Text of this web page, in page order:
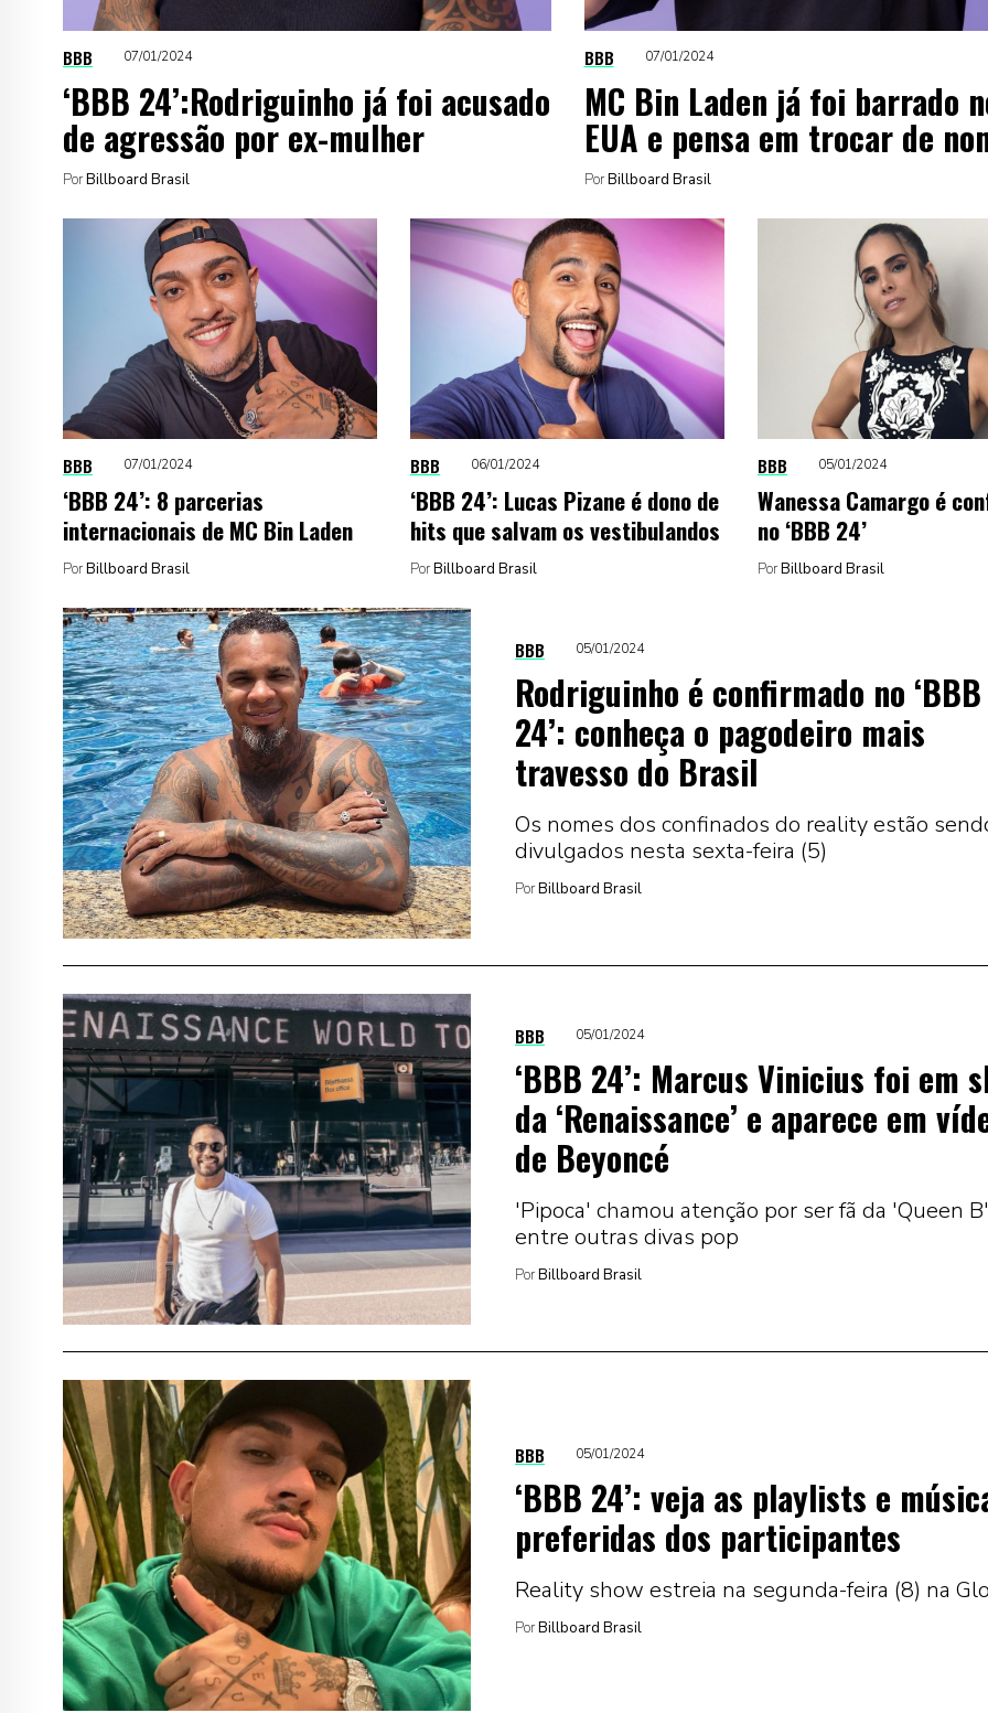
BBB 07/01/2024
‘BBB 24’:Rodriguinho já foi acusado
de agressão por ex-mulher
PorBillboard Brasil
BBB 07/01/2024
MC Bin Laden já foi barrado
EUA e pensa em trocar de
PorBillboard Brasil
BBB 07/01/2024
‘BBB 24’: 8 parcerias
internacionais de MC Bin Laden
PorBillboard Brasil
BBB 06/01/2024
‘BBB 24’: Lucas Pizane é dono de
hits que salvam os vestibulandos
PorBillboard Brasil
BBB 05/01/2024
Wanessa Camargo é
no ‘BBB 24’
PorBillboard Brasil
BBB 05/01/2024
Rodriguinho é confirmado no ‘BBB
24’: conheça o pagodeiro mais
travesso do Brasil
Os nomes dos confinados do reality estão
divulgados nesta sexta-feira (5)
PorBillboard Brasil
BBB 05/01/2024
‘BBB 24’: Marcus Vinicius foi em
da ‘Renaissance’ e aparece em
de Beyoncé
'Pipoca' chamou atenção por ser fã da 'Queen B'
entre outras divas pop
PorBillboard Brasil
BBB 05/01/2024
‘BBB 24’: veja as playlists e
preferidas dos participantes
Reality show estreia na segunda-feira (8) na
PorBillboard Brasil